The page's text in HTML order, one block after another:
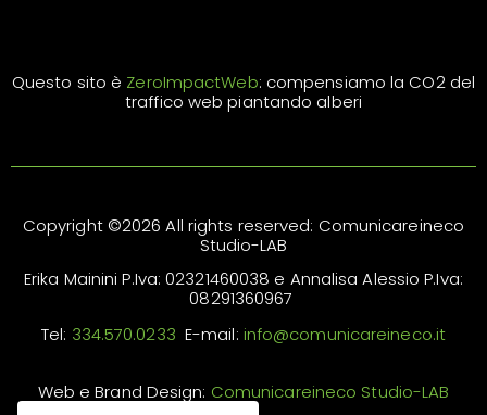
Questo sito è ZeroImpactWeb: compensiamo la CO2 del
traffico web piantando alberi
Copyright ©2026 All rights reserved: Comunicareineco
Studio-LAB
Erika Mainini P.Iva: 02321460038 e Annalisa Alessio P.Iva:
08291360967
Tel: 334.570.0233 E-mail: info@comunicareineco.it
Web e Brand Design: Comunicareineco Studio-LAB